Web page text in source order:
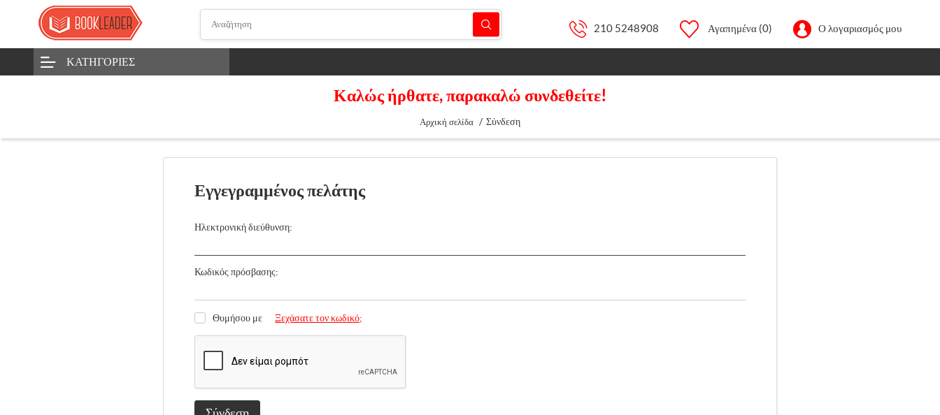
210 5248908 Αγαπημένα (0) Ο λογαριασμός μου
ΚΑΤΗΓΟΡΊΕΣ
Καλώς ήρθατε, παρακαλώ συνδεθείτε!
Αρχική σελίδα / Σύνδεση
Εγγεγραμμένος πελάτης
Ηλεκτρονική διεύθυνση:
Κωδικός πρόσβασης:
Θυμήσου με Ξεχάσατε τον κωδικό;